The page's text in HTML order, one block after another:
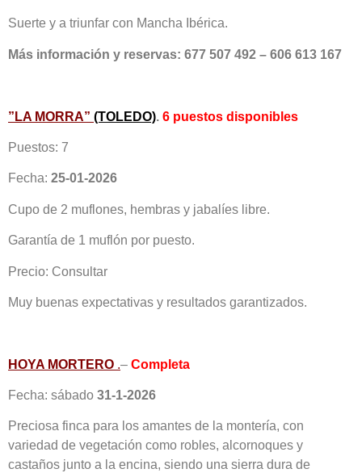
Suerte y a triunfar con Mancha Ibérica.
Más información y reservas: 677 507 492 – 606 613 167
”LA MORRA” (TOLEDO). 6 puestos disponibles
Puestos: 7
Fecha: 25-01-2026
Cupo de 2 muflones, hembras y jabalíes libre.
Garantía de 1 muflón por puesto.
Precio: Consultar
Muy buenas expectativas y resultados garantizados.
HOYA MORTERO .– Completa
Fecha: sábado 31-1-2026
Preciosa finca para los amantes de la montería, con
variedad de vegetación como robles, alcornoques y
castaños junto a la encina, siendo una sierra dura de